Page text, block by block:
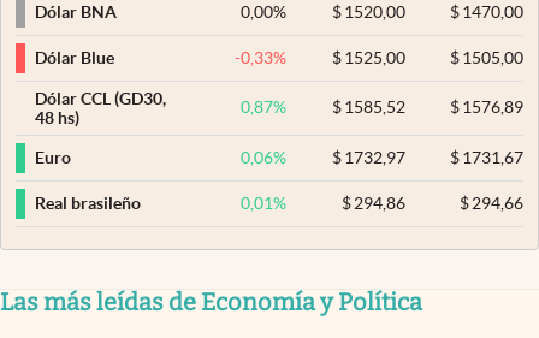
Dólar BNA
0,00% $ 1520,00 $1470,00
Dólar Blue -0,33% $ 1525,00 $1505,00
Dólar CCL (GD30,
48 hs)
0,87% $ 1585,52 $1576,89
Euro 0,06% $ 1732,97 $1731,67
Real brasileño 0,01% $ 294,86 $294,66
Las más leídas de Economía y Política